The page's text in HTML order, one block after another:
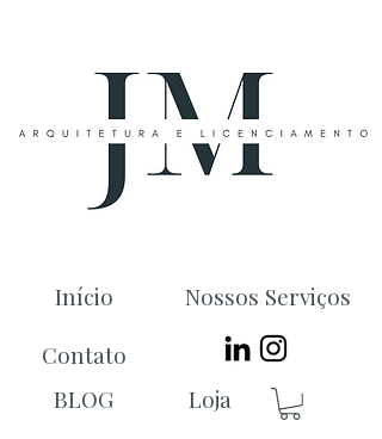
Início
Contato
BLOG
Nossos Serviços
Loja